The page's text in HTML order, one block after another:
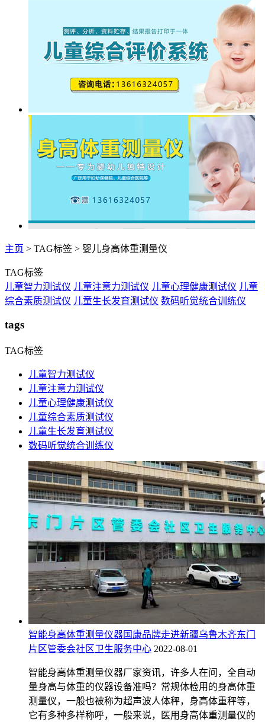
主页 > TAG标签 > 婴儿身高体重测量仪
TAG标签
儿童智力测试仪 儿童注意力测试仪 儿童心理健康测试仪 儿童
综合素质测试仪 儿童生长发育测试仪 数码听觉统合训练仪
tags
TAG标签
儿童智力测试仪
儿童注意力测试仪
儿童心理健康测试仪
儿童综合素质测试仪
儿童生长发育测试仪
数码听觉统合训练仪
智能身高体重测量仪器国康品牌走进新疆乌鲁木齐东门
片区管委会社区卫生服务中心 2022-08-01
智能身高体重测量仪器厂家资讯，许多人在问，全自动
量身高与体重的仪器设备准吗？常规体检用的身高体重
测量仪，一般也被称为超声波人体秤，身高体重秤等，
它有多种多样称呼，一般来说，医用身高体重测量仪的